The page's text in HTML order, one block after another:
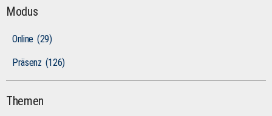
Modus
Online (29)
Präsenz (126)
Themen